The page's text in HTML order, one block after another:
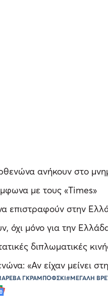
ανήκουν στο
με τους «Times»
επιστραφούν στην
όχι μόνο για την
διπλωματικές
«Αν είχαν μείνει
ΓΚΡΑΜΠΟΦΣΚΙ#ΜΕΓΑΛΗ